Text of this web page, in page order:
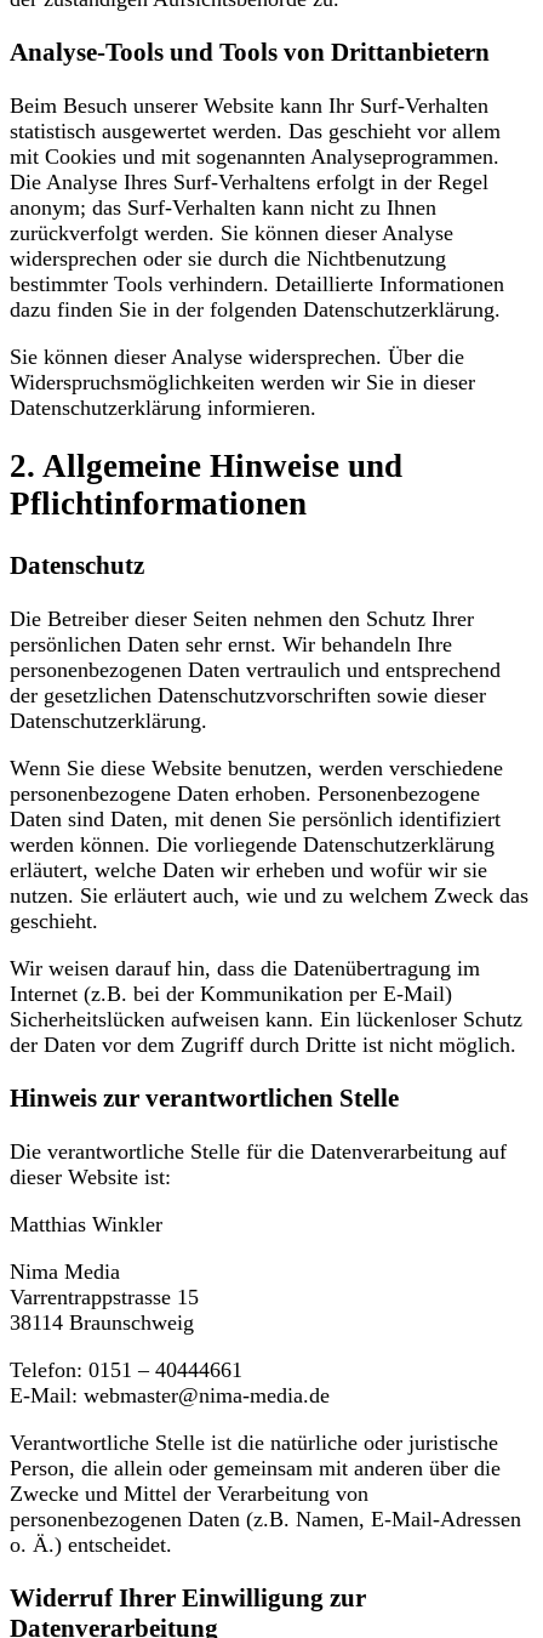
Analyse-Tools und Tools von Drittanbietern
Beim Besuch unserer Website kann Ihr Surf-Verhalten
statistisch ausgewertet werden. Das geschieht vor allem
mit Cookies und mit sogenannten Analyseprogrammen.
Die Analyse Ihres Surf-Verhaltens erfolgt in der Regel
anonym; das Surf-Verhalten kann nicht zu Ihnen
zurückverfolgt werden. Sie können dieser Analyse
widersprechen oder sie durch die Nichtbenutzung
bestimmter Tools verhindern. Detaillierte Informationen
dazu finden Sie in der folgenden Datenschutzerklärung.
Sie können dieser Analyse widersprechen. Über die
Widerspruchsmöglichkeiten werden wir Sie in dieser
Datenschutzerklärung informieren.
2. Allgemeine Hinweise und
Pflichtinformationen
Datenschutz
Die Betreiber dieser Seiten nehmen den Schutz Ihrer
persönlichen Daten sehr ernst. Wir behandeln Ihre
personenbezogenen Daten vertraulich und entsprechend
der gesetzlichen Datenschutzvorschriften sowie dieser
Datenschutzerklärung.
Wenn Sie diese Website benutzen, werden verschiedene
personenbezogene Daten erhoben. Personenbezogene
Daten sind Daten, mit denen Sie persönlich identifiziert
werden können. Die vorliegende Datenschutzerklärung
erläutert, welche Daten wir erheben und wofür wir sie
nutzen. Sie erläutert auch, wie und zu welchem Zweck das
geschieht.
Wir weisen darauf hin, dass die Datenübertragung im
Internet (z.B. bei der Kommunikation per E-Mail)
Sicherheitslücken aufweisen kann. Ein lückenloser Schutz
der Daten vor dem Zugriff durch Dritte ist nicht möglich.
Hinweis zur verantwortlichen Stelle
Die verantwortliche Stelle für die Datenverarbeitung auf
dieser Website ist:
Matthias Winkler
Nima Media
Varrentrappstrasse 15
38114 Braunschweig
Telefon: 0151 – 40444661
E-Mail: webmaster@nima-media.de
Verantwortliche Stelle ist die natürliche oder juristische
Person, die allein oder gemeinsam mit anderen über die
Zwecke und Mittel der Verarbeitung von
personenbezogenen Daten (z.B. Namen, E-Mail-Adressen
o. Ä.) entscheidet.
Widerruf Ihrer Einwilligung zur
Datenverarbeitung